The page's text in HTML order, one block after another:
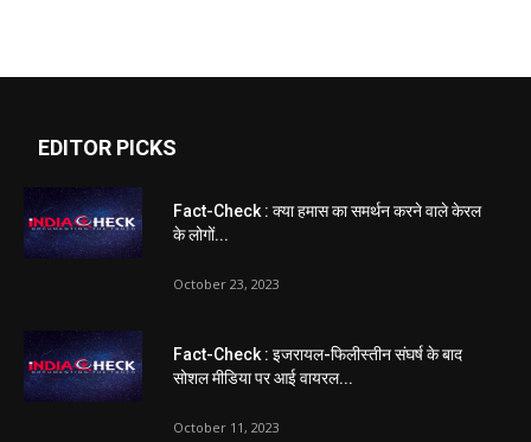
EDITOR PICKS
Fact-Check : क्या हमास का समर्थन करने वाले केरल
के लोगों...
October 23, 2023
Fact-Check : इजरायल-फिलीस्तीन संघर्ष के बाद
सोशल मीडिया पर आई वायरल...
October 11, 2023